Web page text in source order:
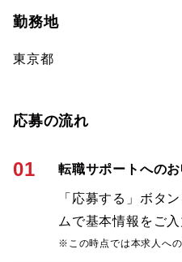
勤務地
東京都
応募の流れ
01 転職サポートへの
「応募する」ボタ
ムで基本情報をご入
※この時点では本求人への